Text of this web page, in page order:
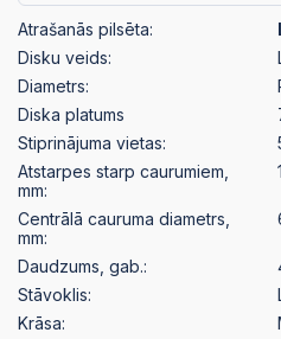
Atrašanās pilsēta:
Disku veids:
Diametrs:
Diska platums
Stiprinājuma vietas:
Atstarpes starp caurumiem,
mm:
Centrālā cauruma diametrs,
mm:
Daudzums, gab.:
Stāvoklis:
Krāsa: